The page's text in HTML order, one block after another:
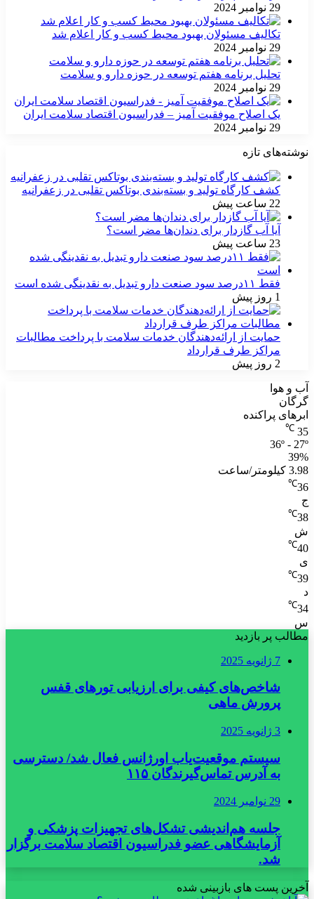
29 نوامبر 2024
تکالیف مسئولان بهبود محیط کسب و کار اعلام شد
29 نوامبر 2024
تحلیل برنامه هفتم توسعه در حوزه دارو و سلامت
29 نوامبر 2024
یک اصلاح موفقیت آمیز – فدراسیون اقتصاد سلامت ایران
29 نوامبر 2024
نوشته‌های تازه
کشف کارگاه تولید و بسته‌بندی بوتاکس تقلبی در زعفرانیه
22 ساعت پیش
آیا آب گازدار برای دندان‌ها مضر است؟
23 ساعت پیش
فقط ۱۱‌درصد سود صنعت دارو تبدیل به نقدینگی شده است
1 روز پیش
حمایت از ارائه‌دهندگان خدمات سلامت با پرداخت مطالبات
مراکز طرف قرارداد
2 روز پیش
آب و هوا
گرگان
ابرهای پراکنده
35
℃
36º - 27º
39%
3.98 کیلومتر/ساعت
36
℃
ج
38
℃
ش
40
℃
ی
39
℃
د
34
℃
س
مطالب پر بازدید
7 ژانویه 2025
شاخص‌های کیفی برای ارزیابی تورهای قفس
پرورش ماهی
3 ژانویه 2025
سیستم موقعیت‌یاب اورژانس فعال شد/ دسترسی
به آدرس تماس‌گیرندگان ۱۱۵
29 نوامبر 2024
جلسه هم‌اندیشی تشکل‌های تجهیزات پزشکی و
آزمایشگاهی عضو فدراسیون اقتصاد سلامت برگزار
شد.
آخرین پست های بازبینی شده